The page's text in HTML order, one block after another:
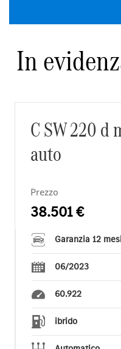
In
C SW 220 d
auto
Prezzo
38.501 €
Garanzia 12
06/2023
60.922
ibrido